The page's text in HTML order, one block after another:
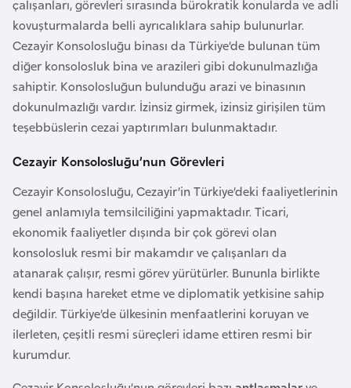
çalışanları, görevleri sırasında bürokratik konularda ve adli
kovuşturmalarda belli ayrıcalıklara sahip bulunurlar.
Cezayir Konsolosluğu binası da Türkiye’de bulunan tüm
diğer konsolosluk bina ve arazileri gibi dokunulmazlığa
sahiptir. Konsolosluğun bulunduğu arazi ve binasının
dokunulmazlığı vardır. İzinsiz girmek, izinsiz girişilen tüm
teşebbüslerin cezai yaptırımları bulunmaktadır.
Cezayir Konsolosluğu’nun Görevleri
Cezayir Konsolosluğu, Cezayir’in Türkiye’deki faaliyetlerinin
genel anlamıyla temsilciliğini yapmaktadır. Ticari,
ekonomik faaliyetler dışında bir çok görevi olan
konsolosluk resmi bir makamdır ve çalışanları da
atanarak çalışır, resmi görev yürütürler. Bununla birlikte
kendi başına hareket etme ve diplomatik yetkisine sahip
değildir. Türkiye’de ülkesinin menfaatlerini koruyan ve
ilerleten, çeşitli resmi süreçleri idame ettiren resmi bir
kurumdur.
n
i
n
B
o
n
a
H
e
r
s
e
k
B